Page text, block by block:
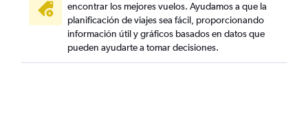
encontrar los mejores vuelos. Ayudamos a que la
planificación de viajes sea fácil, proporcionando
información útil y gráficos basados en datos que
pueden ayudarte a tomar decisiones.